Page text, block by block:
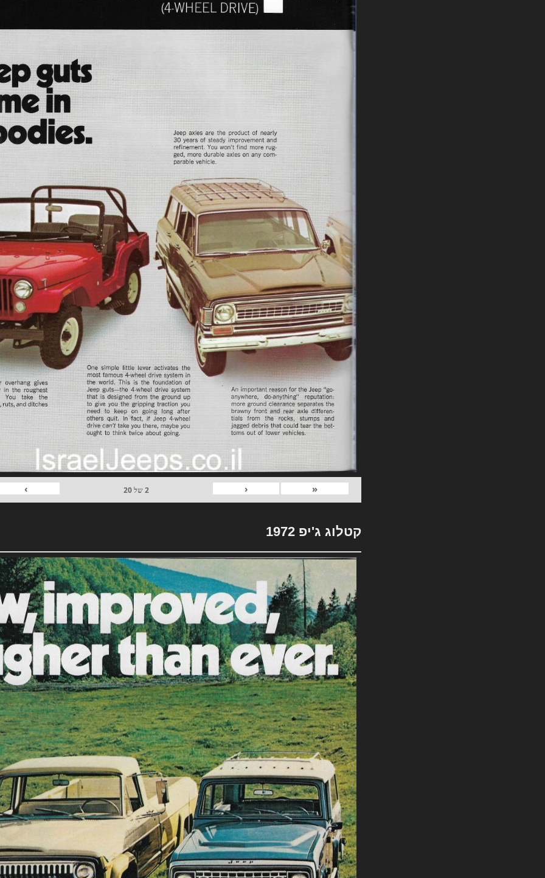
«
‹
2של20
›
קטלוג ג'יפ 1972